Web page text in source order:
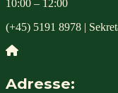
10:00 – 12:00
(+45) 5191 8978 |
Adresse: